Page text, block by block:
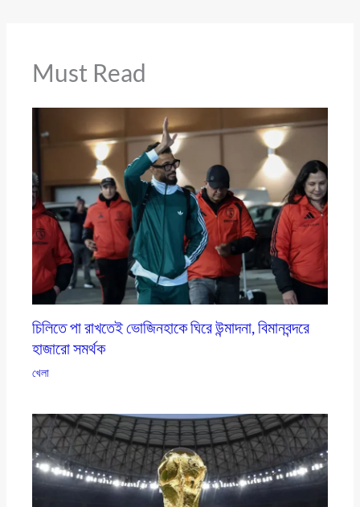
Must Read
চিলিতে পা রাখতেই ভোজিনহাকে ঘিরে উন্মাদনা, বিমানবন্দরে
হাজারো সমর্থক
খেলা